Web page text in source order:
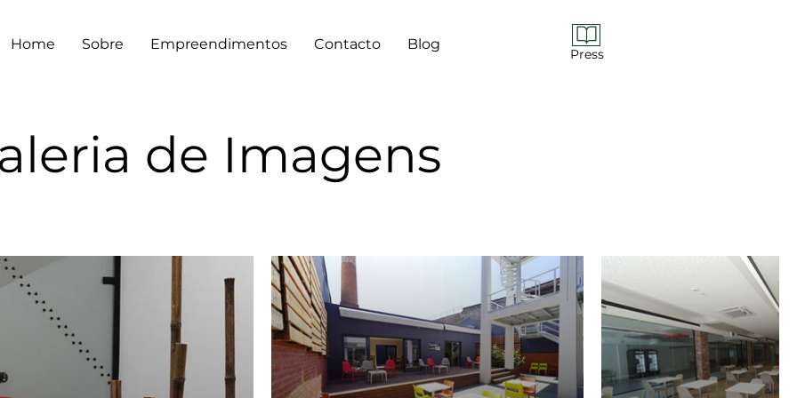
Home Sobre Empreendimentos Contacto Blog
Press
de Imagens